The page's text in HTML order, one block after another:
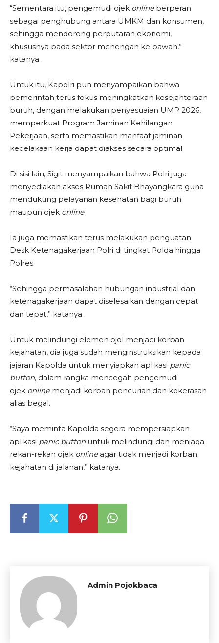
“Sementara itu, pengemudi ojek onlineberperan
sebagai penghubung antara UMKM dan konsumen,
sehingga mendorong perputaran ekonomi,
khususnya pada sektor menengah ke bawah,”
katanya.
Untuk itu, Kapolri pun menyampaikan bahwa
pemerintah terus fokus meningkatkan kesejahteraan
buruh, dengan melakukan penyesuaian UMP 2026,
memperkuat Program Jaminan Kehilangan
Pekerjaan, serta memastikan manfaat jaminan
kecelakaan kerja dapat diakses secara optimal.
Di sisi lain, Sigit menyampaikan bahwa Polri juga
menyediakan akses Rumah Sakit Bhayangkara guna
mendukung pelayanan kesehatan bagi buruh
maupun ojek online.
Ia juga memastikan terus melakukan penguatan
Desk Ketenagakerjaan Polri di tingkat Polda hingga
Polres.
“Sehingga permasalahan hubungan industrial dan
ketenagakerjaan dapat diselesaikan dengan cepat
dan tepat,” katanya.
Untuk melindungi elemen ojol menjadi korban
kejahatan, dia juga sudah menginstruksikan kepada
jajaran Kapolda untuk menyiapkan aplikasi panic
button, dalam rangka mencegah pengemudi
ojek onlinemenjadi korban pencurian dan kekerasan
alias begal.
“Saya meminta Kapolda segera mempersiapkan
aplikasi panic button untuk melindungi dan menjaga
rekan-rekan ojek onlineagar tidak menjadi korban
kejahatan di jalanan,” katanya.
Admin Pojokbaca